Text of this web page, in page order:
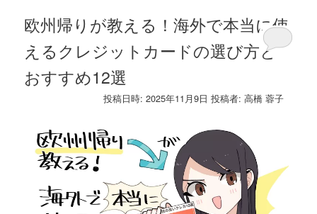
欧州帰りが教える！海外で本当に使
えるクレジットカードの選び方と
おすすめ12選
投稿日時:2025年11月9日 投稿者:高橋 蓉子